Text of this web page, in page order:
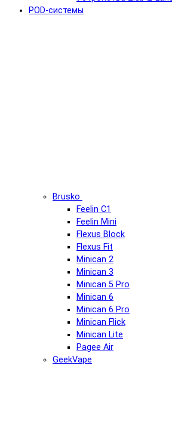
POD-системы
Brusko
Feelin C1
Feelin Mini
Flexus Block
Flexus Fit
Minican 2
Minican 3
Minican 5 Pro
Minican 6
Minican 6 Pro
Minican Flick
Minican Lite
Pagee Air
GeekVape